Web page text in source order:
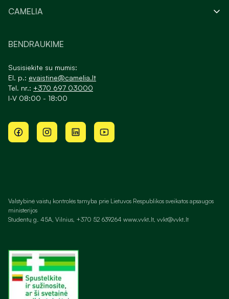
CAMELIA
BENDRAUKIME
Susisiekite su mumis:
El. p.: evaistine@camelia.lt
Tel. nr.: +370 697 03000
I-V 08:00 - 18:00
Valstybinė vaistų kontrolės tarnyba prie Lietuvos Respublikos sveikatos apsaugos
ministerijos
Studentų g. 45A, Vilnius, +370 52 639264 www.vvkt.lt, vvkt@vvkt.lt